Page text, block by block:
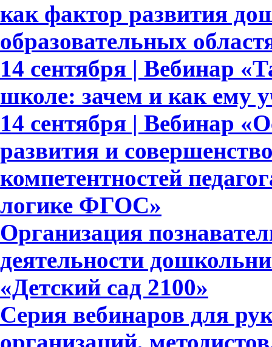
как фактор развития
образовательных
14 сентября | Вебинар
школе: зачем и как ему
14 сентября | Вебинар
развития и
компетентностей
логике ФГОС»
Организация
деятельности
«Детский сад 2100»
Серия вебинаров для